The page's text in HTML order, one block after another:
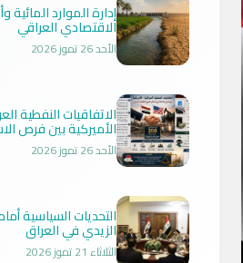
إدارة الموارد المائية
الاقتصادي العراقي
الأحد 26 تموز 2026
الاتفاقيات النفطية
الأميركية بين فرص
الأحد 26 تموز 2026
التحديات السياسية
الزيدي في العراق
الثلاثاء 21 تموز 2026